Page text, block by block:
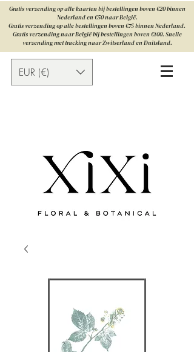
Gratis verzending op alle kaarten bij bestellingen boven €20 binnen
Nederland en €50 naar België.
Gratis verzending op alle bestellingen boven €75 binnen Nederland.
Gratis verzending naar België bij bestellingen boven €100. Snelle
verzending met tracking naar Zwitserland en Duitsland.
EUR (€)